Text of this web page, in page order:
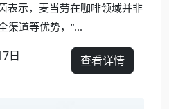
表示，麦当劳在咖啡领域并非
渠道等优势，“...
日 查看详情